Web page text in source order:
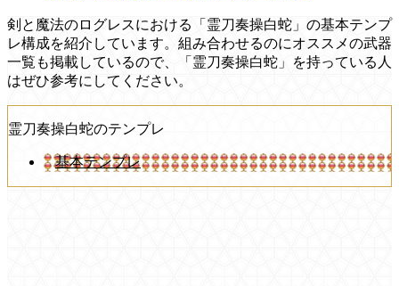
剣と魔法のログレスにおける「霊刀奏操白蛇」の基本テンプ
レ構成を紹介しています。組み合わせるのにオススメの武器
一覧も掲載しているので、「霊刀奏操白蛇」を持っている人
はぜひ参考にしてください。
霊刀奏操白蛇のテンプレ
基本テンプレ